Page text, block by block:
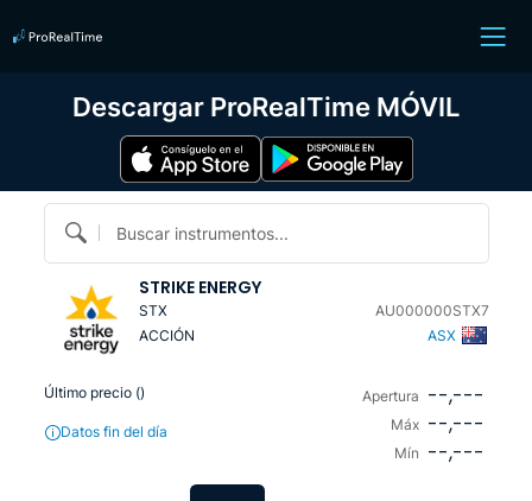
Buscar instrumentos...
STRIKE ENERGY
STX
AU000000STX7
ACCIÓN
ASX
Último precio ()
Datos fin del día
Apertura --,---
Máx --,---
Mín --,---
Descargar ProRealTime MÓVIL